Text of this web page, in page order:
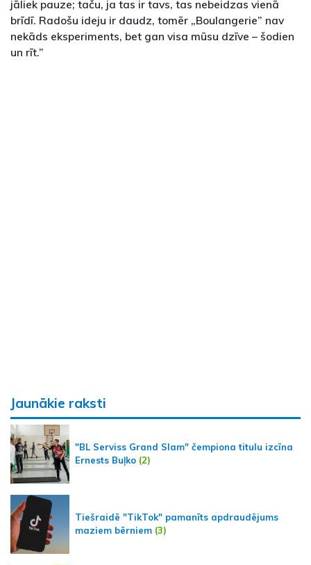
jāliek pauze; taču, ja tas ir tavs, tas nebeidzas vienā
brīdī. Radošu ideju ir daudz, tomēr „Boulangerie” nav
nekāds eksperiments, bet gan visa mūsu dzīve – šodien
un rīt.”
Jaunākie raksti
"BL Serviss Grand Slam" čempiona titulu izcīna
Ernests Buļko (2)
Tiešraidē "TikTok" pamanīts apdraudējums
maziem bērniem (3)